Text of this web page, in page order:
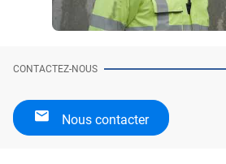
CONTACTEZ-NOUS
Nous contacter